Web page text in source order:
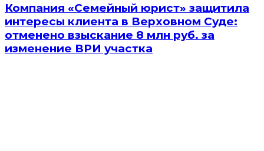
Компания «Семейный юрист» защитила
интересы клиента в Верховном Суде:
отменено взыскание 8 млн руб. за
изменение ВРИ участка